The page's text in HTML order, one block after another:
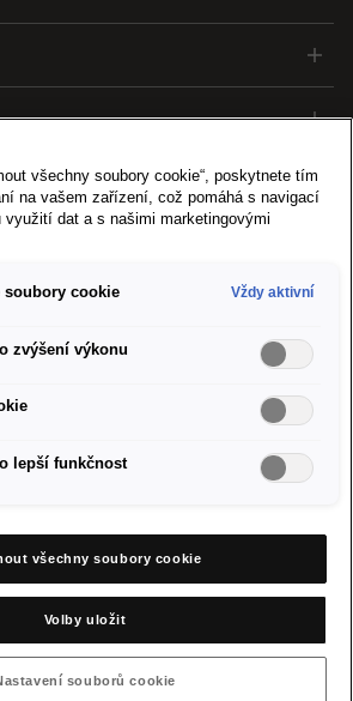
osobních údajů
všechny soubory cookie“, poskytnete tím
na vašem zařízení, což pomáhá s navigací
využití dat a s našimi marketingovými
soubory cookie Vždy aktivní
zvýšení výkonu
lepší funkčnost
všechny soubory cookie
Volby uložit
souborů cookie